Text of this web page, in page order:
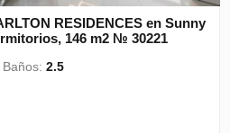
RESIDENCES en Sunny
146 m2 № 30221
Baños:2.5